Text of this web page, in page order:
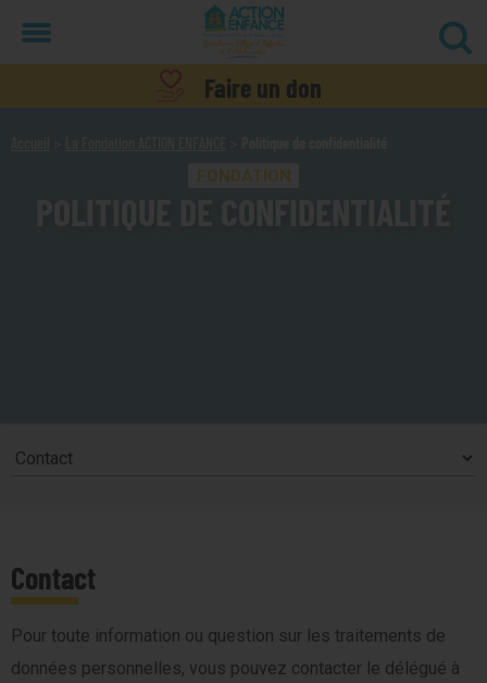
Faire un don
FONDATION
Contact
Pour toute information ou question sur les traitements de
données personnelles, vous pouvez contacter le délégué à